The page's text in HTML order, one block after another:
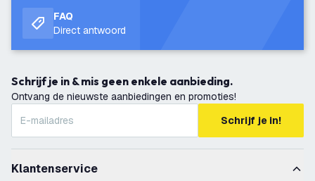
FAQ
Direct antwoord
Schrijf je in & mis geen enkele aanbieding.
Ontvang de nieuwste aanbiedingen en promoties!
Schrijf je in!
Klantenservice